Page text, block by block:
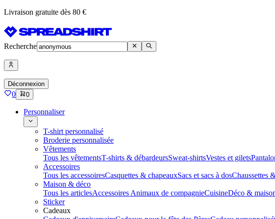
Livraison gratuite dès 80 €
Recherche
Déconnexion
0 0
Personnaliser
T-shirt personnalisé
Broderie personnalisée
Vêtements
Tous les vêtementsT-shirts & débardeursSweat-shirtsVestes et gilets
Accessoires
Tous les accessoiresCasquettes & chapeauxSacs et sacs à dosChaussettes
Maison & déco
Tous les articlesAccessoires Animaux de compagnieCuisineDéco &
Sticker
Cadeaux